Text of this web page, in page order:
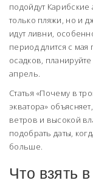
подойдут Карибские
только пляжи, но и
идут ливни,
период длится с мая
осадков,
апрель.
Статья «Почему в
экватора»
ветров и высокой
подобрать даты,
больше.
Что взять